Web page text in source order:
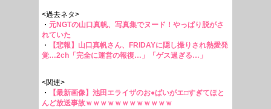
<過去ネタ>
・ 元NGTの山口真帆、写真集でヌード！やっぱり脱がさ
れていた
・
【悲報】山口真帆さん、FRIDAYに隠し撮りされ熱愛発
覚…2ch「完全に運営の報復…」「ゲス過ぎる…」
<関連>
・
【最新画像】池田エライザのお●ぱいがエ□すぎてほと
んど放送事故ｗｗｗｗｗｗｗｗｗｗｗｗ